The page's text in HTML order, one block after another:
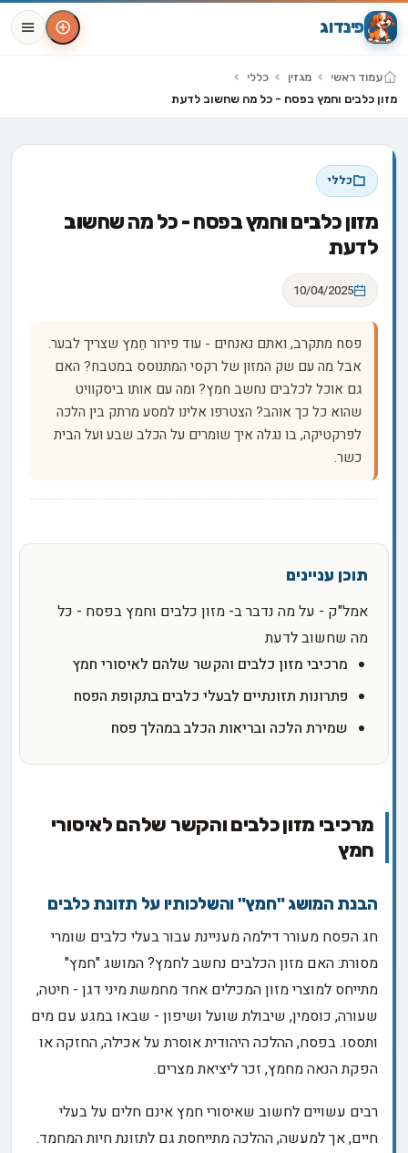
פינדוג
עמוד ראשי מגזין
כללי
מזון כלבים וחמץ בפסח - כל מה שחשוב לדעת
כללי
מזון כלבים וחמץ בפסח - כל מה שחשוב
לדעת
10/04/2025
פסח מתקרב, ואתם נאנחים - עוד פירור חֵמץ שצריך לבער.
אבל מה עם שק המזון של רקסי המתנוסס במטבח? האם
גם אוכל לכלבים נחשב חמץ? ומה עם אותו ביסקוויט
שהוא כל כך אוהב? הצטרפו אלינו למסע מרתק בין הלכה
לפרקטיקה, בו נגלה איך שומרים על הכלב שבע ועל הבית
כשר.
אמל"ק - על מה נדבר ב- מזון כלבים וחמץ בפסח - כל
מה שחשוב לדעת
מרכיבי מזון כלבים והקשר שלהם לאיסורי חמץ
פתרונות תזונתיים לבעלי כלבים בתקופת הפסח
שמירת הלכה ובריאות הכלב במהלך פסח
מרכיבי מזון כלבים והקשר שלהם לאיסורי
חמץ
הבנת המושג "חמץ" והשלכותיו על תזונת כלבים
חג הפסח מעורר דילמה מעניינת עבור בעלי כלבים שומרי
מסורת: האם מזון הכלבים נחשב לחמץ? המושג "חמץ"
מתייחס למוצרי מזון המכילים אחד מחמשת מיני דגן - חיטה,
שעורה, כוסמין, שיבולת שועל ושיפון - שבאו במגע עם מים
ותססו. בפסח, ההלכה היהודית אוסרת על אכילה, החזקה או
הפקת הנאה מחמץ, זכר ליציאת מצרים.
רבים עשויים לחשוב שאיסורי חמץ אינם חלים על בעלי
חיים, אך למעשה, ההלכה מתייחסת גם לתזונת חיות המחמד.